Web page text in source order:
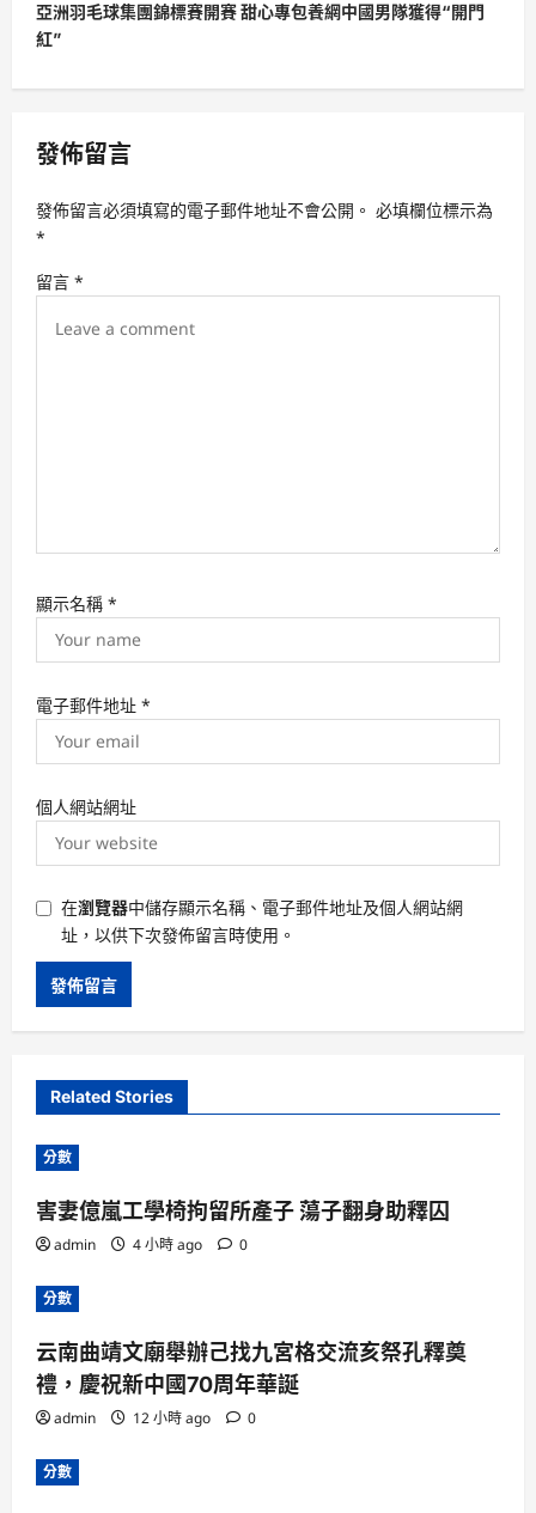
t
n
a
i
a
t
i
亞洲羽毛球集團錦標賽開賽 甜心專包養網中國男隊獲得“開門
紅”
發佈留言
發佈留言必須填寫的電子郵件地址不會公開。 必填欄位標示為
*
留言 *
顯示名稱 *
電子郵件地址 *
個人網站網址
在瀏覽器中儲存顯示名稱、電子郵件地址及個人網站網
址，以供下次發佈留言時使用。
Related Stories
分數
害妻億嵐工學椅拘留所產子 蕩子翻身助釋囚
admin 4 小時 ago 0
分數
云南曲靖文廟舉辦己找九宮格交流亥祭孔釋奠
禮，慶祝新中國70周年華誕
admin 12 小時 ago 0
分數